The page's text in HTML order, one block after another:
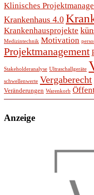
Klinisches
Krankenhaus 4.0
Krankenhausprojekte
Medizintechnik Motivation
Projektmanagement
Stakeholderanalyse Ultraschallgeräte
schwellenwerte Vergaberecht
Veränderungen Warenkorb
Anzeige